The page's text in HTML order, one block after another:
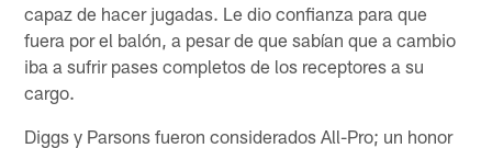
capaz de hacer jugadas. Le dio confianza para que
fuera por el balón, a pesar de que sabían que a cambio
iba a sufrir pases completos de los receptores a su
cargo.
Diggs y Parsons fueron considerados All-Pro; un honor